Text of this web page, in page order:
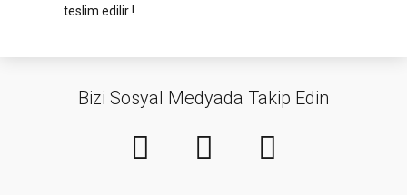
teslim edilir !
Bizi Sosyal Medyada Takip Edin